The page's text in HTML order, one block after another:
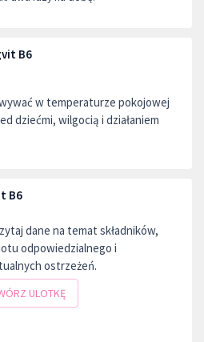
B6
w temperaturze pokojowej
dziećmi, wilgocią i działaniem
B6
dane na temat składników,
odpowiedzialnego i
ostrzeżeń.
ULOTKĘ